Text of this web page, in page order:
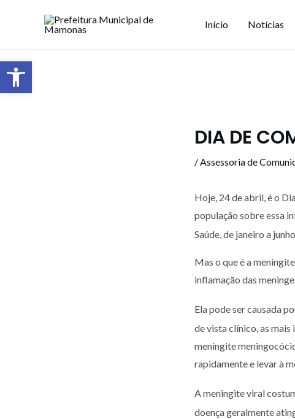
Início Notícias
DIA DE
/Assessoria de
Hoje, 24 de abril, é o
população sobre essa
Saúde, de janeiro a
Mas o que é a
inflamação das
Ela pode ser causada
de vista clínico, as mais
meningite
rapidamente e levar à
A meningite viral
doença geralmente
Barra de Ferramentas Aberta